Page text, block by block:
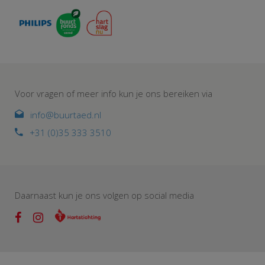
Voor vragen of meer info kun je ons bereiken via
info@buurtaed.nl
+31 (0)35 333 3510
Daarnaast kun je ons volgen op social media